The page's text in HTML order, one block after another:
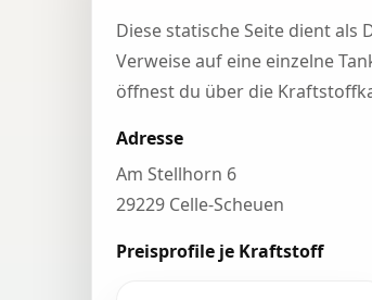
Diese statische Seite dient
Verweise auf eine einzelne
öffnest du über die
Adresse
Am Stellhorn 6
29229 Celle-Scheuen
Preisprofile je Kraftstoff